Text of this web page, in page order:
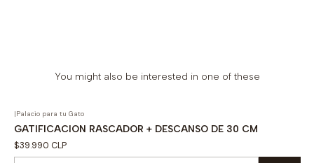
You might also be interested in one of these
|Palacio para tu Gato
GATIFICACION RASCADOR + DESCANSO DE 30 CM
$39.990 CLP